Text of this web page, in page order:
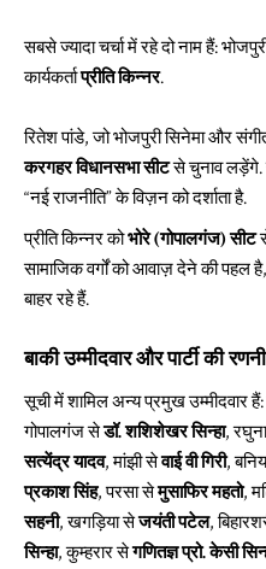
सबसे ज्यादा चर्चा में रहे दो नाम हैं:
कार्यकर्ताप्रीति किन्नर.
रितेश पांडे, जो भोजपुरी सिनेमा और
करगहर विधानसभा सीटसे चुनाव लड़ेंगे.
“नई राजनीति” के विज़न को दर्शाता है.
प्रीति किन्नर कोभोरे (गोपालगंज) सीट
सामाजिक वर्गों को आवाज़ देने की पहल
बाहर रहे हैं.
बाकी उम्मीदवार और पार्टी की
सूची में शामिल अन्य प्रमुख उम्मीदवार
गोपालगंज सेडॉ. शशिशेखर सिन्हा,
सत्येंद्र यादव, मांझी सेवाई वी गिरी,
प्रकाश सिंह, परसा सेमुसाफिर महतो,
सहनी, खगड़िया सेजयंती पटेल,
सिन्हा, कुम्हरार सेगणितज्ञ प्रो. केसी